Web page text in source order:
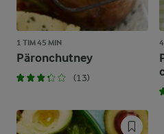
1 TIM 45 MIN
Päronchutney
(13)